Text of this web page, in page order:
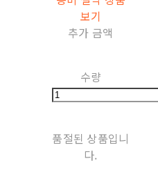
보기
추가 금액
수량
품절된 상품입니
다.